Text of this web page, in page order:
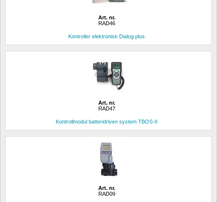
Art. nr.
RAD46
Kontroller elektronisk Dialog plus
Art. nr.
RAD47
Kontrollmodul batteridriven system TBOS-II
Art. nr.
RAD09